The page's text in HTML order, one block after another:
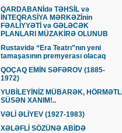
QARDABANİdə TƏHSİL və
İNTEQRASİYA MƏRKƏZİnin
FƏALİYYƏTİ və GƏLƏCƏK
PLANLARI MÜZAKİRƏ OLUNUB
Rustavidə “Era Teatrı”nın yeni
tamaşasının premyerası olacaq
QOÇAQ EMİN SƏFƏROV (1885-
1972)
YUBİLEYİNİZ MÜBARƏK, HÖRMƏTLİ
SÜSƏN XANIM!..
VƏLİ ƏLİYEV (1927-1983)
XƏLƏFLİ SÖZÜNƏ ABİDƏ